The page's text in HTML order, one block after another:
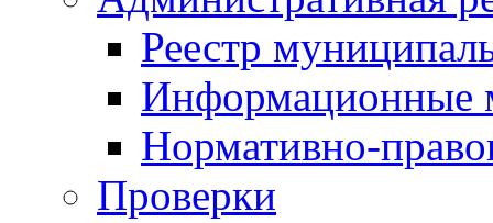
Реестр
Информационные
Нормативно-
Проверки